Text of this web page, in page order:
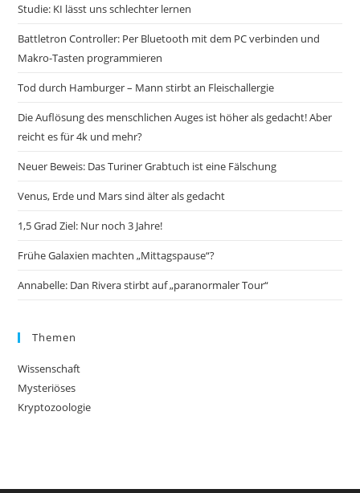
Studie: KI lässt uns schlechter lernen
Battletron Controller: Per Bluetooth mit dem PC verbinden und
Makro-Tasten programmieren
Tod durch Hamburger – Mann stirbt an Fleischallergie
Die Auflösung des menschlichen Auges ist höher als gedacht! Aber
reicht es für 4k und mehr?
Neuer Beweis: Das Turiner Grabtuch ist eine Fälschung
Venus, Erde und Mars sind älter als gedacht
1,5 Grad Ziel: Nur noch 3 Jahre!
Frühe Galaxien machten „Mittagspause“?
Annabelle: Dan Rivera stirbt auf „paranormaler Tour“
Themen
Wissenschaft
Mysteriöses
Kryptozoologie